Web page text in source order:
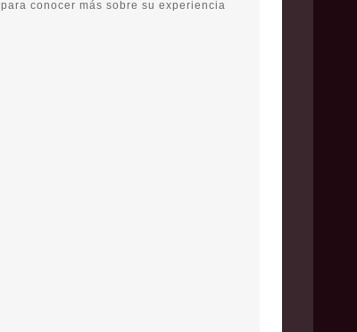
para conocer más sobre su experiencia